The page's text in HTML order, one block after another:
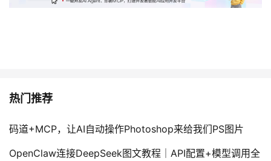
热门推荐
码道+MCP，让AI自动操作Photoshop来给我们PS图片
OpenClaw连接DeepSeek图文教程｜API配置+模型调用全